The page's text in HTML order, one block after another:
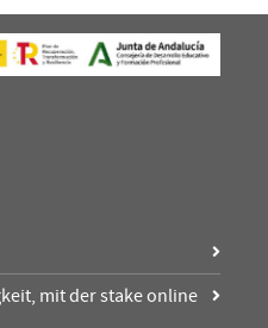
mit der stake online